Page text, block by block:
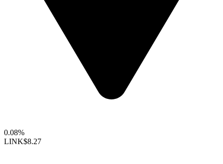
0.08%
LINK$8.27